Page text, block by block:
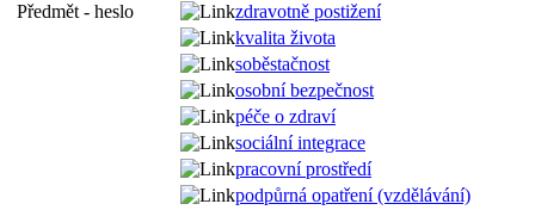
Předmět - heslo
zdravotně postižení
kvalita života
soběstačnost
osobní bezpečnost
péče o zdraví
sociální integrace
pracovní prostředí
podpůrná opatření (vzdělávání)